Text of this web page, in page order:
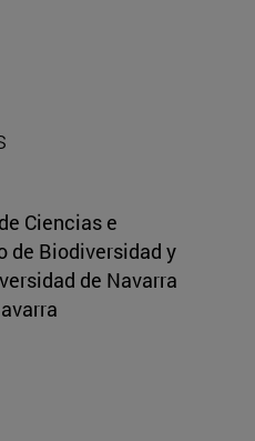
Ciencias e
de Biodiversidad y
de Navarra